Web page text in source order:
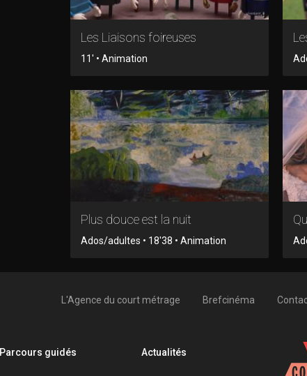
Les Liaisons foireuses
11' • Animation
Plus douce est la nuit
Ados/adultes • 18'38 • Animation
L'Agence du court métrage Brefcinéma
Parcours guidés Actualités